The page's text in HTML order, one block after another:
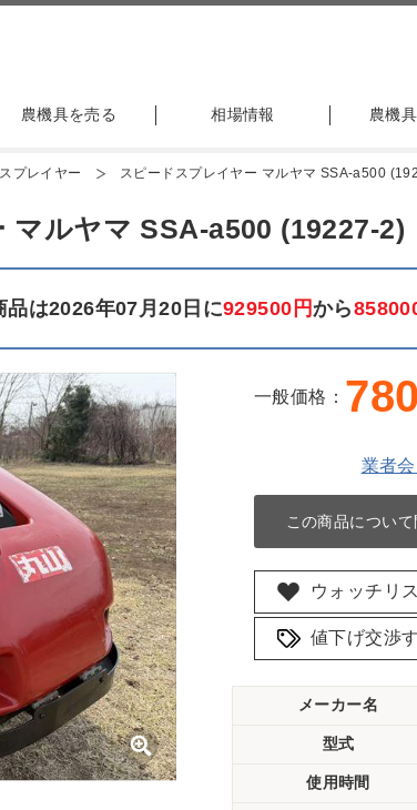
農機具を売る 相場情報 農機
プレイヤー スピードスプレイヤー マルヤマ SSA-a500
マルヤマ SSA-a500 (19227-2)
品は2026年07月20日に929500円から
一般価格：
業者
この商品につい
ウォッチリ
値下げ交渉
メーカー名
型式
使用時間